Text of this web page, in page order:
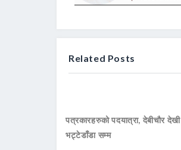
Related Posts
पत्रकारहरुको पदयात्रा, देबीचौर देखी
भट्टेडाँडा सम्म